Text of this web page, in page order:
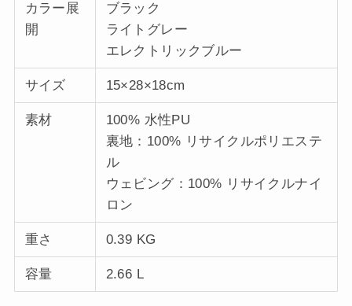
カラー展
開
ブラック
ライトグレー
エレクトリックブルー
サイズ 15×28×18cm
素材
100% 水性PU
裏地：100% リサイクルポリエステ
ル
ウェビング：100% リサイクルナイ
ロン
重さ 0.39 KG
容量 2.66 L